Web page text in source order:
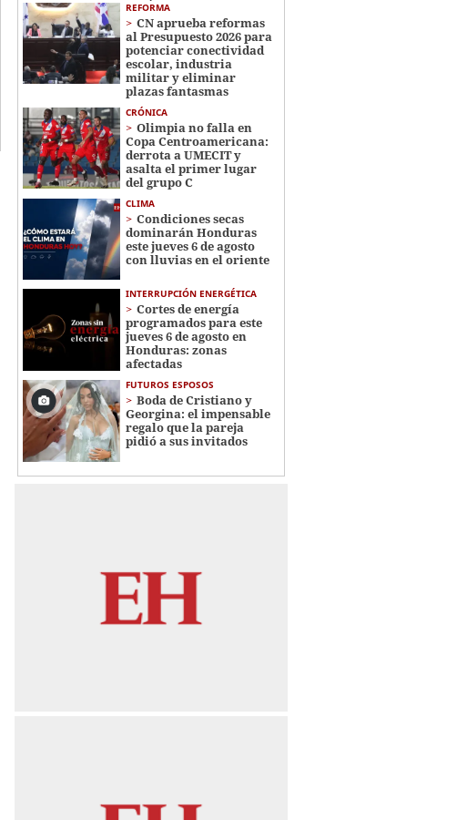
REFORMA
CN aprueba reformas
al Presupuesto 2026 para
potenciar conectividad
escolar, industria
militar y eliminar
plazas fantasmas
CRÓNICA
Olimpia no falla en
Copa Centroamericana:
derrota a UMECIT y
asalta el primer lugar
del grupo C
CLIMA
Condiciones secas
dominarán Honduras
este jueves 6 de agosto
con lluvias en el oriente
INTERRUPCIÓN ENERGÉTICA
Cortes de energía
programados para este
jueves 6 de agosto en
Honduras: zonas
afectadas
FUTUROS ESPOSOS
Boda de Cristiano y
Georgina: el impensable
regalo que la pareja
pidió a sus invitados